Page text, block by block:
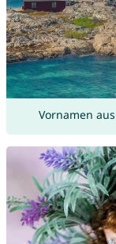
Vornamen